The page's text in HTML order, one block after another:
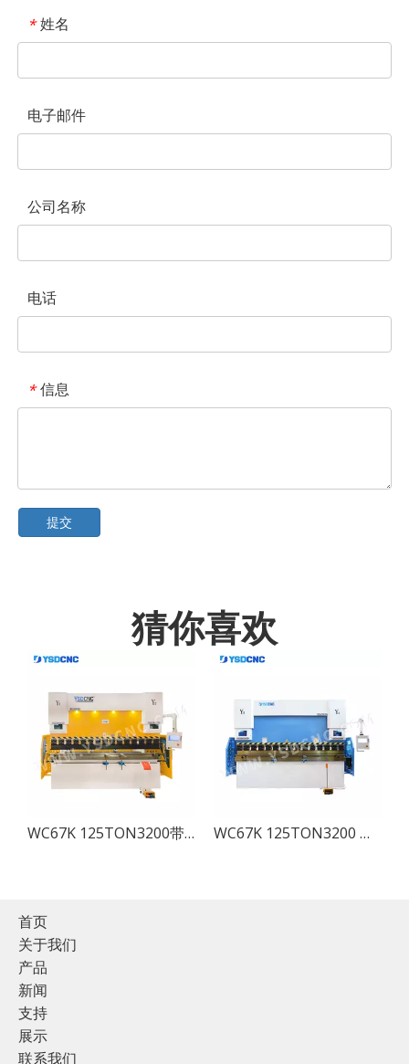
* 姓名
电子邮件
公司名称
电话
* 信息
提交
猜你喜欢
WC67K 125TON3200带有TP10的伺服液压CNC弯曲机，纸制动器出售 WC67K 125TON3200 伺服液压数控折弯机带 TP10，板材折弯机出售
首页
关于我们
产品
新闻
支持
展示
联系我们